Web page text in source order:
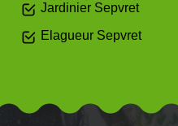
Jardinier Sepvret
Elagueur Sepvret